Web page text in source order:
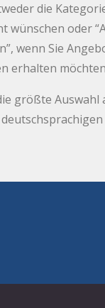
die
wünschen oder
wenn Sie
erhalten
größte Auswahl